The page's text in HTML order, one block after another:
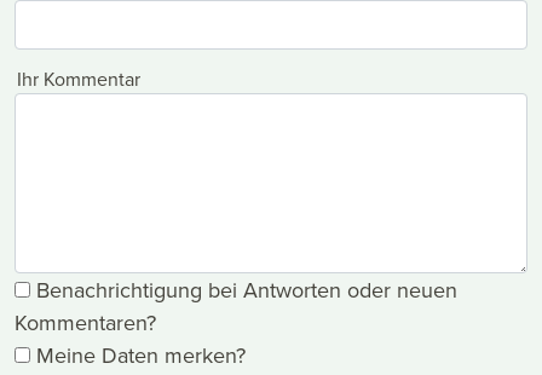
Ihr Kommentar
Benachrichtigung bei Antworten oder neuen
Kommentaren?
Meine Daten merken?